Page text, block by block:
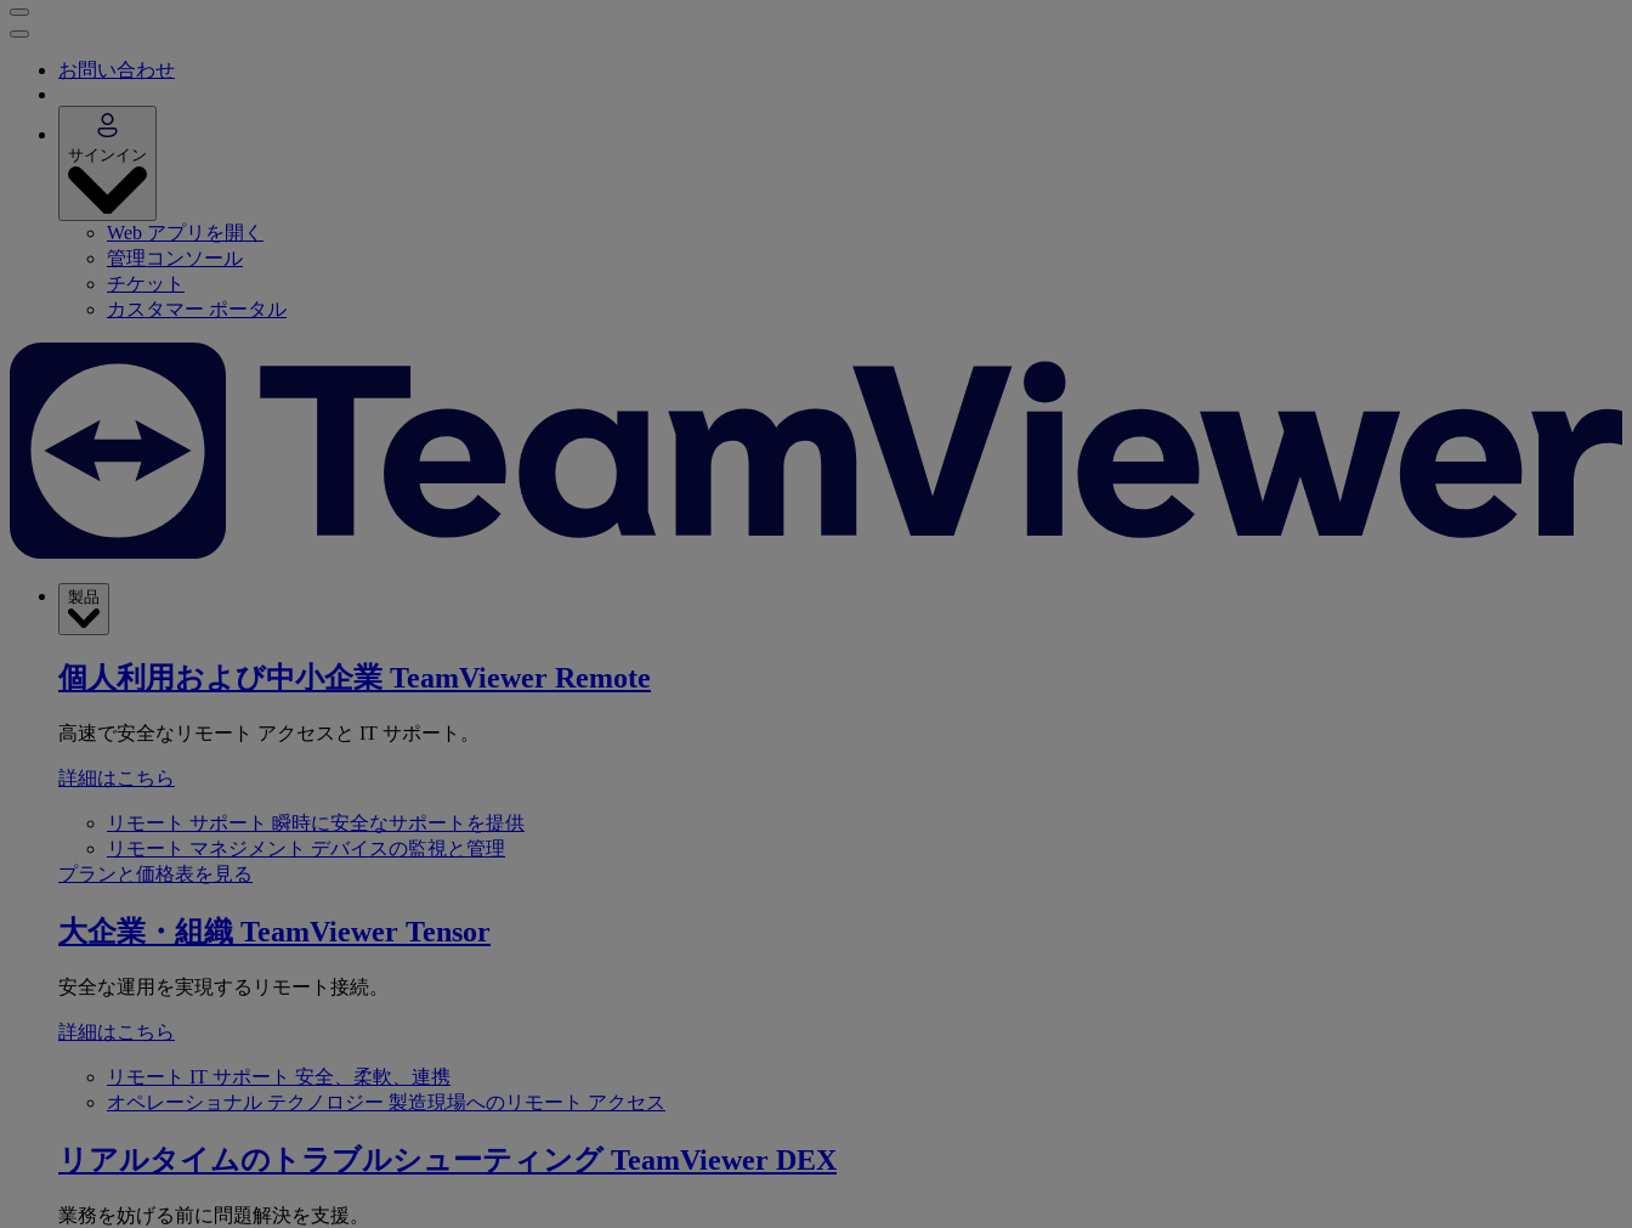
お問い合わせ
サインイン
Web アプリを開く
管理コンソール
チケット
カスタマー ポータル
製品
個人利用および中小企業 TeamViewer Remote
高速で安全なリモート アクセスと IT サポート。
詳細はこちら
リモート サポート 瞬時に安全なサポートを提供
リモート マネジメント デバイスの監視と管理
プランと価格表を見る
大企業・組織 TeamViewer Tensor
安全な運用を実現するリモート接続。
詳細はこちら
リモート IT サポート 安全、柔軟、連携
オペレーショナル テクノロジー 製造現場へのリモート アクセス
リアルタイムのトラブルシューティング TeamViewer DEX
業務を妨げる前に問題解決を支援。